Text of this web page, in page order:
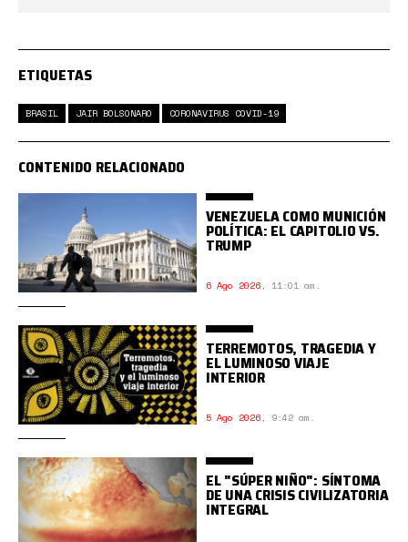
ETIQUETAS
BRASIL JAIR BOLSONARO CORONAVIRUS COVID-19
CONTENIDO RELACIONADO
VENEZUELA COMO MUNICIÓN
POLÍTICA: EL CAPITOLIO VS.
TRUMP
6 Ago 2026, 11:01 am.
TERREMOTOS, TRAGEDIA Y
EL LUMINOSO VIAJE
INTERIOR
5 Ago 2026, 9:42 am.
EL "SÚPER NIÑO": SÍNTOMA
DE UNA CRISIS CIVILIZATORIA
INTEGRAL